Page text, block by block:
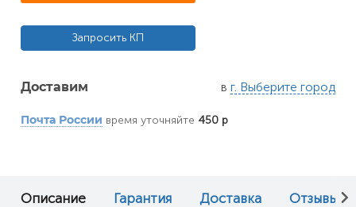
Запросить КП
Доставим в г. Выберите город
Почта России время уточняйте 450 р
Описание Гарантия Доставка Отзывы (0)